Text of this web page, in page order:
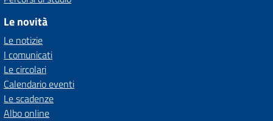
Le novità
Le notizie
I comunicati
Le circolari
Calendario eventi
Le scadenze
Albo online